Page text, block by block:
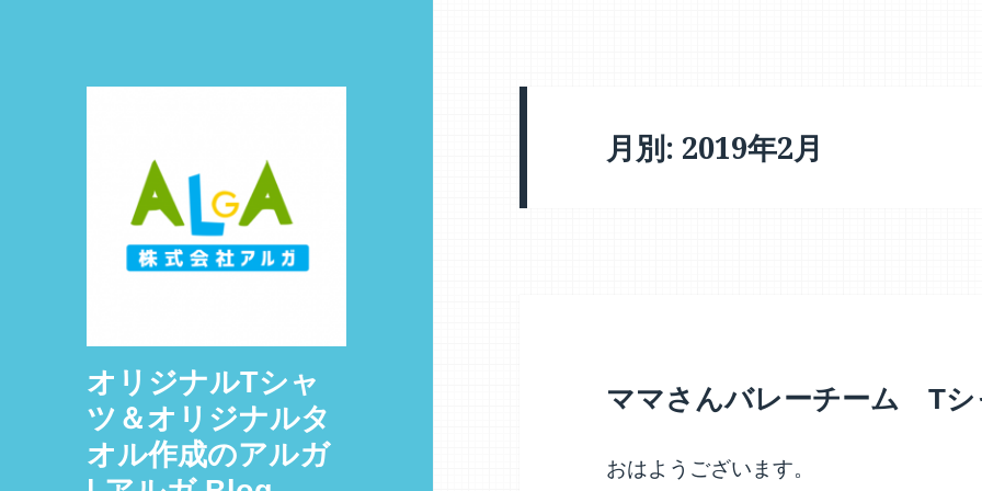
オリジナルTシャ
ツ＆オリジナルタ
オル作成のアルガ
月別: 2019年2月
ママさんバレーチーム Tシ
おはようございます。